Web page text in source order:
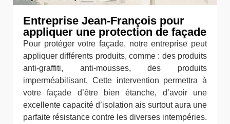
Entreprise Jean-François pour
appliquer une protection de façade
Pour protéger votre façade, notre entreprise peut
appliquer différents produits, comme : des produits
anti-graffiti, anti-mousses, des produits
imperméabilisant. Cette intervention permettra à
votre façade d’être bien étanche, d’avoir une
excellente capacité d’isolation ais surtout aura une
parfaite résistance contre les diverses intempéries.